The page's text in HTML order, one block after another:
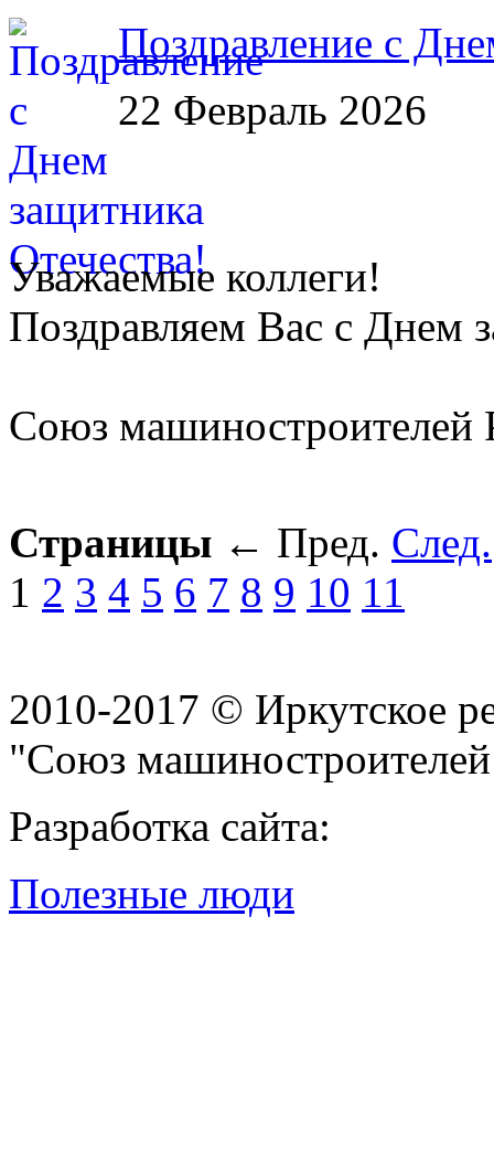
Поздравление с
22 Февраль 2026
Уважаемые коллеги!
Поздравляем Вас с Днем
Союз машиностроителей
Страницы ← Пред. След.
1 2 3 4 5 6 7 8 9 10 11
2010-2017 © Иркутское
"Союз
Разработка сайта:
Полезные люди